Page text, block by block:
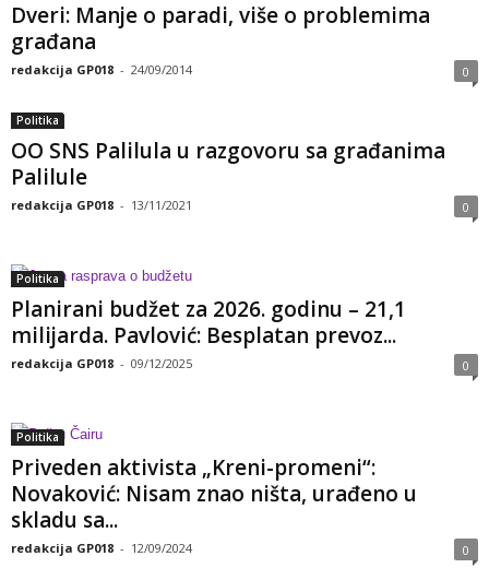
Dveri: Manje o paradi, više o problemima
građana
redakcija GP018 - 24/09/2014 0
Politika
OO SNS Palilula u razgovoru sa građanima
Palilule
redakcija GP018 - 13/11/2021 0
Politika
Planirani budžet za 2026. godinu – 21,1
milijarda. Pavlović: Besplatan prevoz...
redakcija GP018 - 09/12/2025 0
Politika
Priveden aktivista „Kreni-promeni“:
Novaković: Nisam znao ništa, urađeno u
skladu sa...
redakcija GP018 - 12/09/2024 0